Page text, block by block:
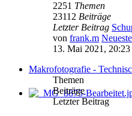
2251 Themen
23112 Beiträge
Letzter Beitrag
von frank.m
13. Mai 2021, 20:23
Makrofotografie -
Themen
Beiträge
Letzter Beitrag